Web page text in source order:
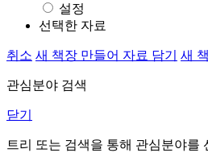
설정
선택한 자료
취소 새 책장 만들어 자료 담기 새
관심분야 검색
닫기
트리 또는 검색을 통해 관심분야를